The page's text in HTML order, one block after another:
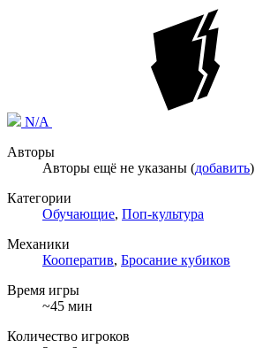
N/A
Авторы
Авторы ещё не указаны (добавить)
Категории
Обучающие, Поп-культура
Механики
Кооператив, Бросание кубиков
Время игры
~45 мин
Количество игроков